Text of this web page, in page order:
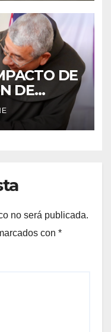
DE
DE
no será publicada.
con *